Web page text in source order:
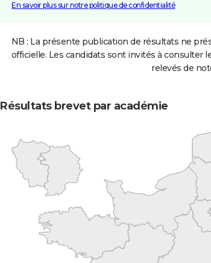
En savoir plus sur notre politique de confidentialité
NB : La présente publication de résultats ne
officielle. Les candidats sont invités à consulter
relevés de
Résultats brevet par académie